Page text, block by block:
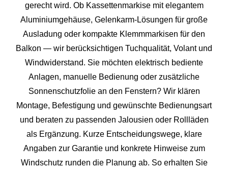
gerecht wird. Ob Kassettenmarkise mit elegantem
Aluminiumgehäuse, Gelenkarm-Lösungen für große
Ausladung oder kompakte Klemmmarkisen für den
Balkon — wir berücksichtigen Tuchqualität, Volant und
Windwiderstand. Sie möchten elektrisch bediente
Anlagen, manuelle Bedienung oder zusätzliche
Sonnenschutzfolie an den Fenstern? Wir klären
Montage, Befestigung und gewünschte Bedienungsart
und beraten zu passenden Jalousien oder Rollläden
als Ergänzung. Kurze Entscheidungswege, klare
Angaben zur Garantie und konkrete Hinweise zum
Windschutz runden die Planung ab. So erhalten Sie